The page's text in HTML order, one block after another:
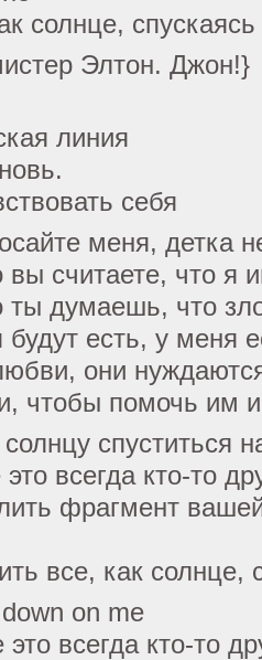
солнце,
Элтон. Джон!}
линия
себя
меня, детка
вы считаете, что я
ты думаешь, что
есть, у меня
они
чтобы помочь им
спуститься
всегда кто-то
фрагмент
все, как солнце,
on me
всегда кто-то